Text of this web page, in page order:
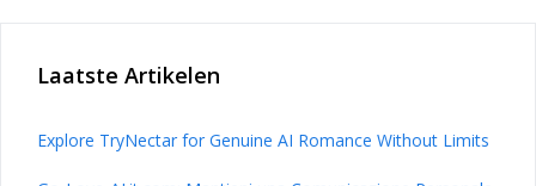
Laatste Artikelen
Explore TryNectar for Genuine AI Romance Without Limits